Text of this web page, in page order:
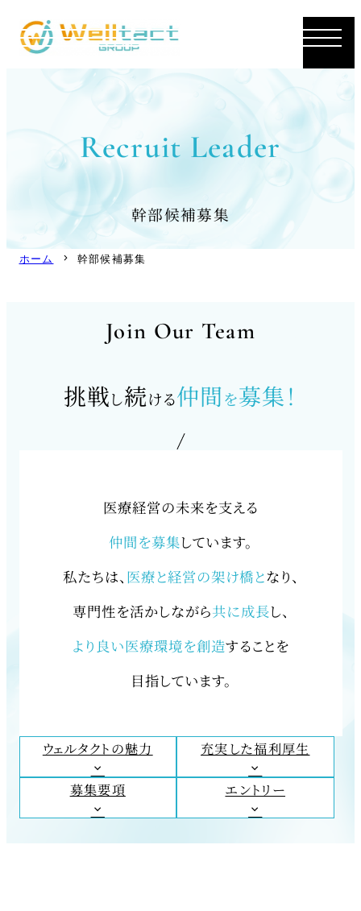
Recruit Leader
幹部候補募集
ホーム 幹部候補募集
Join Our Team
挑戦し続ける仲間を募集！
Join Our Team
医療経営の未来を支える
仲間を募集しています。
私たちは、 医療と経営の架け橋となり、
専門性を活かしながら共に成長し、
より良い医療環境を創造することを
目指しています。
ウェルタクトの魅力 充実した福利厚生
募集要項 エントリー